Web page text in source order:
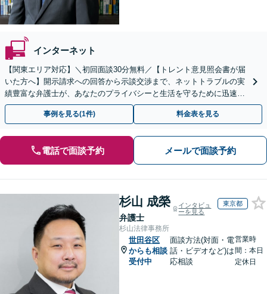
インターネット
【関東エリア対応】＼初回面談30分無料／【トレント意見照会書が届
いた方へ】開示請求への回答から示談交渉まで、ネットトラブルの実
績豊富な弁護士が、あなたのプライバシーと生活を守るために迅速に
対応します【セミナー実績多数】【休日・夜間相談OK】
事例を見る(1件) 料金表を見る
電話で面談予約 メールで面談予約
杉山 成榮
弁護士
インタビュ
ーを見る
東京都
杉山法律事務所
世田谷区
からも相談
受付中
面談方法(対面・電
話・ビデオなど)は
応相談
営業時
間：本日
定休日